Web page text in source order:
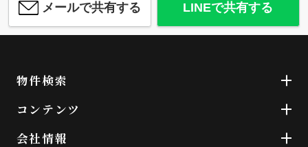
メールで共有する LINEで共有する
物件検索
コンテンツ
会社情報